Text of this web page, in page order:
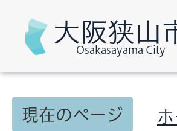
大阪狭山
Osakasayama City
現在のページ